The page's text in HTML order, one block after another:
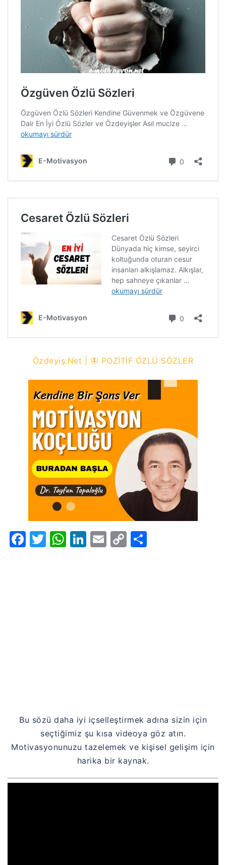
Özdeyiş.Net | 🦋 POZİTİF ÖZLÜ SÖZLER
Facebook
Twitter
WhatsApp
LinkedIn
Email
Copy
Bu sözü daha iyi içselleştirmek adına sizin için
seçtiğimiz şu kısa videoya göz atın.
Motivasyonunuzu tazelemek ve kişisel gelişim için
harika bir kaynak.